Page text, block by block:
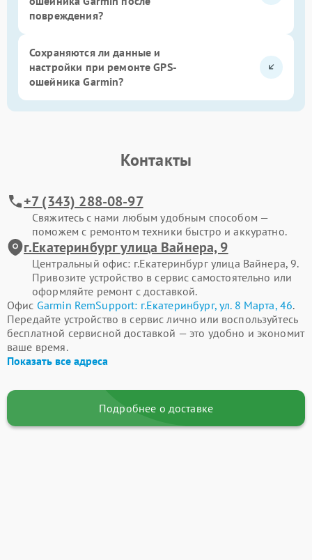
повреждения?
Сохраняются ли данные и
настройки при ремонте GPS-
ошейника Garmin?
Контакты
+7 (343) 288-08-97
Свяжитесь с нами любым удобным способом —
поможем с ремонтом техники быстро и аккуратно.
г.Екатеринбург улица Вайнера, 9
Центральный офис: г.Екатеринбург улица Вайнера, 9.
Привозите устройство в сервис самостоятельно или
оформляйте ремонт с доставкой.
Офис Garmin RemSupport: г.Екатеринбург, ул. 8 Марта, 46.
Передайте устройство в сервис лично или воспользуйтесь
бесплатной сервисной доставкой — это удобно и экономит
ваше время.
Показать все адреса
Подробнее о доставке